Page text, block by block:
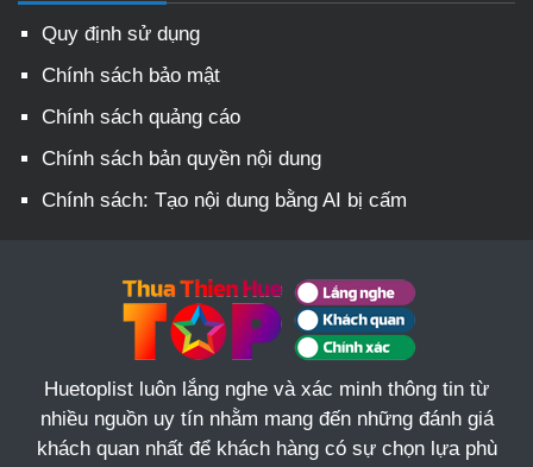
Quy định sử dụng
Chính sách bảo mật
Chính sách quảng cáo
Chính sách bản quyền nội dung
Chính sách: Tạo nội dung bằng AI bị cấm
Huetoplist luôn lắng nghe và xác minh thông tin từ
nhiều nguồn uy tín nhằm mang đến những đánh giá
khách quan nhất để khách hàng có sự chọn lựa phù